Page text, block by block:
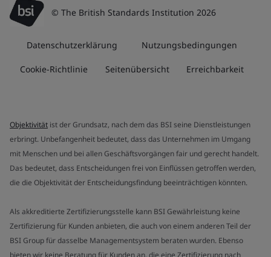
© The British Standards Institution 2026
Datenschutzerklärung Nutzungsbedingungen
Cookie-Richtlinie Seitenübersicht Erreichbarkeit
Objektivität ist der Grundsatz, nach dem das BSI seine Dienstleistungen
erbringt. Unbefangenheit bedeutet, dass das Unternehmen im Umgang
mit Menschen und bei allen Geschäftsvorgängen fair und gerecht handelt.
Das bedeutet, dass Entscheidungen frei von Einflüssen getroffen werden,
die die Objektivität der Entscheidungsfindung beeinträchtigen könnten.
Als akkreditierte Zertifizierungsstelle kann BSI Gewährleistung keine
Zertifizierung für Kunden anbieten, die auch von einem anderen Teil der
BSI Group für dasselbe Managementsystem beraten wurden. Ebenso
bieten wir keine Beratung für Kunden an, die eine Zertifizierung nach